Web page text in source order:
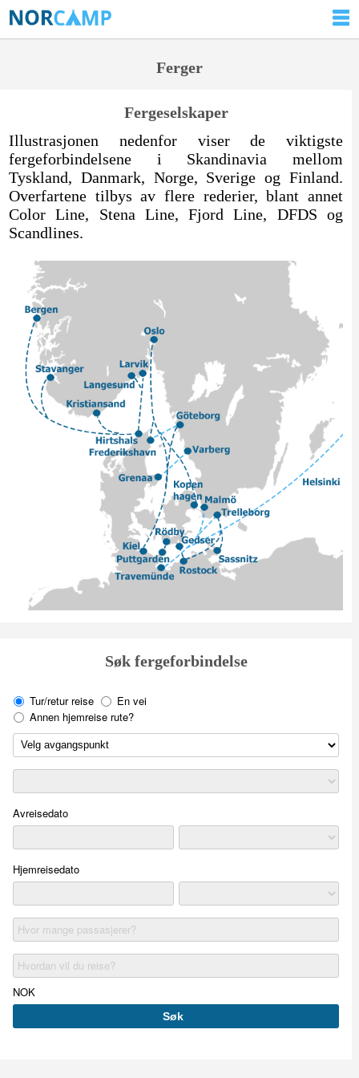
Ferger
Fergeselskaper
Illustrasjonen nedenfor viser de viktigste
fergeforbindelsene i Skandinavia mellom
Tyskland, Danmark, Norge, Sverige og Finland.
Overfartene tilbys av flere rederier, blant annet
Color Line, Stena Line, Fjord Line, DFDS og
Scandlines.
Søk fergeforbindelse